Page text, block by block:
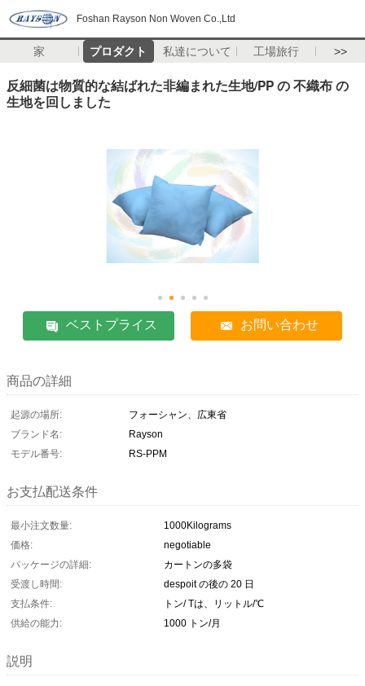
Foshan Rayson Non Woven Co.,Ltd
家 プロダクト 私達について 工場旅行 >>
反細菌は物質的な結ばれた非編まれた生地/PP の 不織布 の
生地を回しました
ベストプライス お問い合わせ
商品の詳細
起源の場所:
フォーシャン、広東省
ブランド名:
Rayson
モデル番号:
RS-PPM
お支払配送条件
最小注文数量:
1000Kilograms
価格:
negotiable
パッケージの詳細:
カートンの多袋
受渡し時間:
despoit の後の 20 日
支払条件:
トン/ Tは、リットル/℃
供給の能力:
1000 トン/月
説明